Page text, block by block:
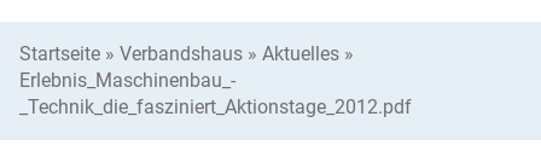
Startseite » Verbandshaus » Aktuelles »
Erlebnis_Maschinenbau_-
_Technik_die_fasziniert_Aktionstage_2012.pdf